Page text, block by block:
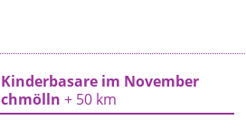
im November
+ 50 km